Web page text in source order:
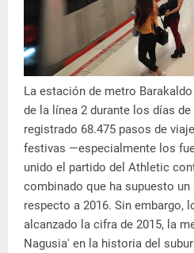
La estación de metro
de la línea 2 durante los días
registrado 68.475 pasos de
festivas —especialmente los
unido el partido del Athletic
combinado que ha supuesto
respecto a 2016. Sin embargo,
alcanzado la cifra de 2015, la
Nagusia' en la historia del